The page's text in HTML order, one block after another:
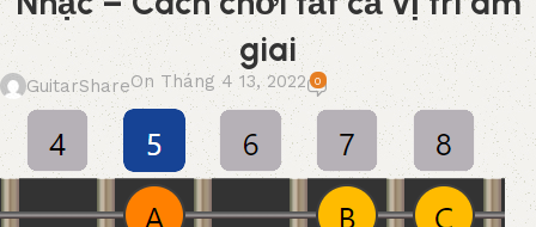
giai
GuitarShareOn Tháng 4 13, 2022 0